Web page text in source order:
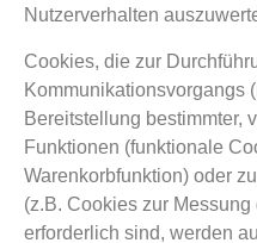
Nutzerverhalten
Cookies, die zur
Kommunikationsvorgangs
Bereitstellung bestimmter,
Funktionen (funktionale
Warenkorbfunktion) oder
(z.B. Cookies zur
erforderlich sind, werden